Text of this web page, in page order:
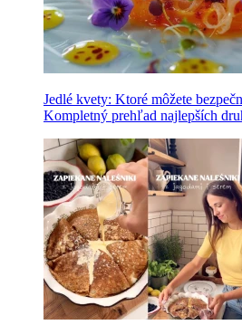
Jedlé kvety: Ktoré môžete
Kompletný prehľad najlepších